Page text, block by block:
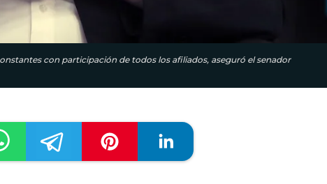
con participación de todos los afiliados, aseguró el senador